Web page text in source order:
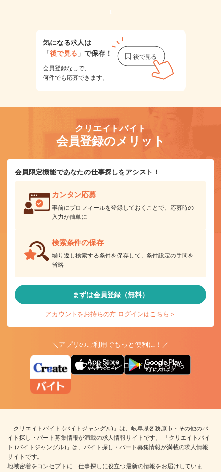
1
気になる求人は
「後で見る 」で保存！
会員登録なしで、
何件でも応募できます。
クリエイトバイト
会員登録のメリット
会員限定機能であなたの仕事探しをアシスト！
カンタン応募
事前にプロフィールを登録しておくことで、応募時の
入力が簡単に
検索条件の保存
繰り返し検索する条件を保存して、条件設定の手間を
省略
まずは会員登録（無料）
アカウントをお持ちの方 ログインはこちら＞
＼アプリのご利用でもっと便利に！／
アプリ版ダウンロードはこちらから
「クリエイトバイト (バイトジャングル)」は、岐阜県各務原市・その他のバ
イト探し・パート募集情報が満載の求人情報サイトです。 「クリエイトバイ
ト (バイトジャングル)」は、バイト探し・パート募集情報が満載の求人情報
サイトです。
地域密着をコンセプトに、仕事探しに役立つ最新の情報をお届けしていま